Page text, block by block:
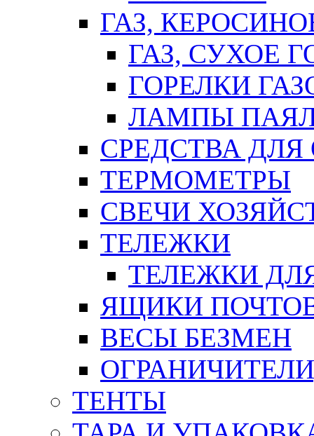
ГАЗ,
ГАЗ, СУХОЕ
ГОРЕЛКИ
ЛАМПЫ
СРЕДСТВА
ТЕРМОМЕТРЫ
СВЕЧИ
ТЕЛЕЖКИ
ТЕЛЕЖКИ
ЯЩИКИ
ВЕСЫ БЕЗМЕН
ТЕНТЫ